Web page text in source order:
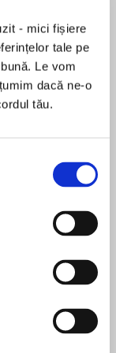
- mici fișiere
tale pe
Le vom
dacă ne-o
tău.
from the
Pretty
missing
a dumpster.
to
She
homicide
Statecareer as